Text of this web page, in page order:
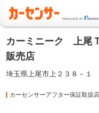
カーミニーク 上尾
販売店
埼玉県上尾市上２３８－１
カーセンサーアフター保証取扱店